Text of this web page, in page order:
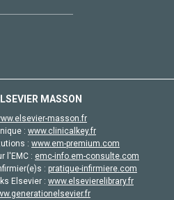
MASSON
masson.fr
: www.clinicalkey.fr
: www.em-premium.com
l'EMC : emc-info.em-consulte.com
: pratique-infirmiere.com
Elsevier : www.elsevierelibrary.fr